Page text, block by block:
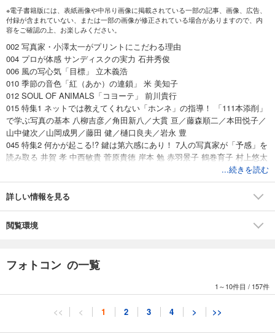
※電子書籍版には、表紙画像や中吊り画像に掲載されている一部の記事、画像、広告、
付録が含まれていない、または一部の画像が修正されている場合がありますので、内
容をご確認の上、お楽しみください。
002 写真家・小澤太一がプリントにこだわる理由
004 プロが体感 サンディスクの実力 石井秀俊
006 風の写心気「目標」 立木義浩
010 季節の音色「紅（あか）の連鎖」 米 美知子
012 SOUL OF ANIMALS「コヨーテ」 前川貴行
015 特集1 ネットでは教えてくれない「ホンネ」の指導！ 「111本添削」
で学ぶ写真の基本 八柳吉彦／角田新八／大貫 亘／藤森順二／本田悦子／
山中健次／山岡成男／藤田 健／樋口良夫／岩永 豊
045 特集2 何かが起こる!? 鍵は第六感にあり！ 7人の写真家が「予感」を
読み取る 井賀 孝 中西敏貴 菅原貴徳 岸本 勉 赤羽景子 鶴巻育子 村上悠太
067 特集4 積極姿勢がプラス効果を生む 【言い換え力】で写真が楽しく
撮れる！
082 「My Jewel Boxより〝富士山〞きらめきの瞬（とき）Ⅱ」 有川マサ
089 山﨑友也『少年線 syonen-line』
表現 山﨑友也
095 プロに聞く! 新製品速報 ニコンZ fc キヤノンRF14～35ミリ F4 L IS
...続きを読む
詳しい情報を見る
閲覧環境
フォトコン の一覧
1～10件目 / 157件
<< < 1 2 3 4 > >>